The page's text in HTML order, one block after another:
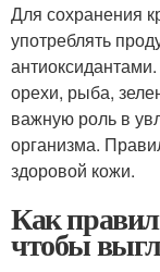
Для сохранения
употреблять
орехи, рыба,
важную роль в
организма.
здоровой кожи.
Как
чтобы